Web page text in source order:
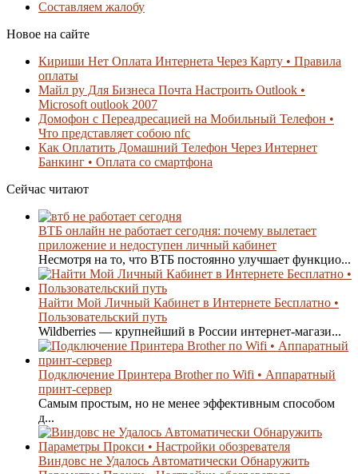
Составляем жалобу
Новое на сайте
Кириши Нет Оплата Интернета Через Карту • Правила
оплаты
Майл ру Для Бизнеса Почта Настроить Outlook •
Microsoft outlook 2007
Домофон с Переадресацией на Мобильный Телефон •
Что представляет собою nfc
Как Оплатить Домашний Телефон Через Интернет
Банкинг • Оплата со смартфона
Сейчас читают
ВТБ онлайн не работает сегодня: почему вылетает
приложение и недоступен личный кабинет
Несмотря на то, что ВТБ постоянно улучшает функцио...
Найти Мой Личный Кабинет в Интернете Бесплатно •
Пользовательский путь
Wildberries — крупнейший в России интернет-магази...
Подключение Принтера Brother по Wifi • Аппаратный
принт-сервер
Самым простым, но не менее эффективным способом
д...
Виндовс не Удалось Автоматически Обнаружить